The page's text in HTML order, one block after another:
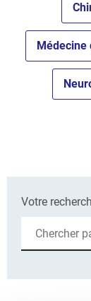
Médecine
Votre